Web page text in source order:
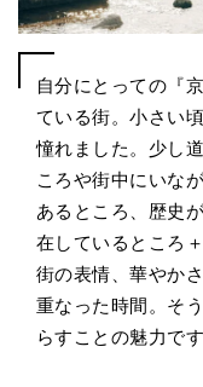
自分にとっての『
ている街。小さい
憧れました。少し
ころや街中にいな
あるところ、歴史
在しているところ
街の表情、華やか
重なった時間。そ
らすことの魅力です